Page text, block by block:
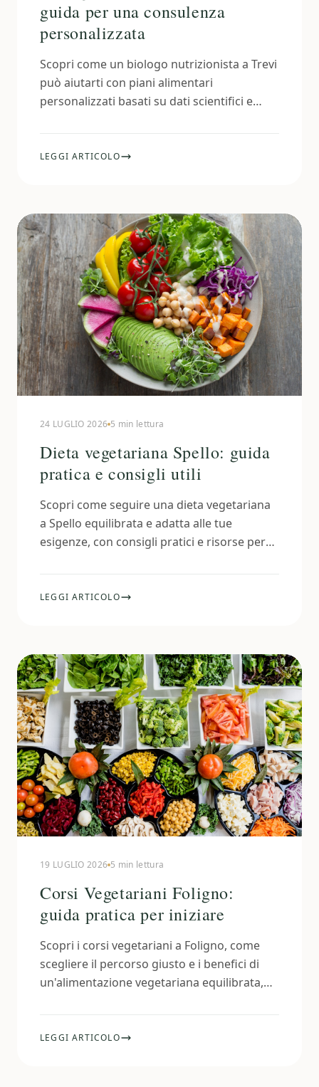
guida per una consulenza
personalizzata
Scopri come un biologo nutrizionista a Trevi
può aiutarti con piani alimentari
personalizzati basati su dati scientifici e
LEGGI ARTICOLO
24 LUGLIO 2026 5 min lettura
Dieta vegetariana Spello: guida
pratica e consigli utili
Scopri come seguire una dieta vegetariana
a Spello equilibrata e adatta alle tue
esigenze, con consigli pratici e risorse per
LEGGI ARTICOLO
19 LUGLIO 2026 5 min lettura
Corsi Vegetariani Foligno:
guida pratica per iniziare
Scopri i corsi vegetariani a Foligno, come
scegliere il percorso giusto e i benefici di
un'alimentazione vegetariana equilibrata,
LEGGI ARTICOLO